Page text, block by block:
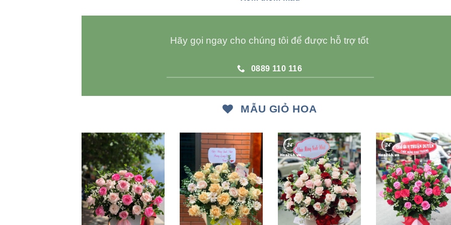
Hãy gọi ngay cho chúng tôi để được hỗ trợ tốt
0889 110 116
MẪU GIỎ HOA